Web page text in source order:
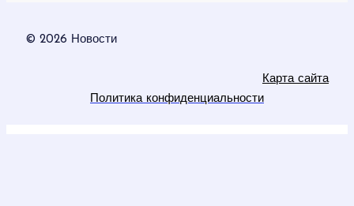
© 2026 Новости
Карта сайта
Политика конфиденциальности